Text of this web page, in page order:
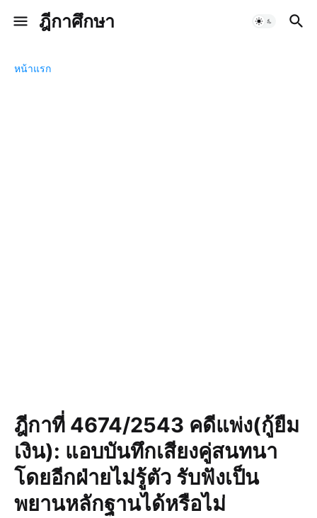
ฎีกาศึกษา
หน้าแรก
ฎีกาที่ 4674/2543 คดีแพ่ง(กู้ยืม
เงิน): แอบบันทึกเสียงคู่สนทนา
โดยอีกฝ่ายไม่รู้ตัว รับฟังเป็น
พยานหลักฐานได้หรือไม่